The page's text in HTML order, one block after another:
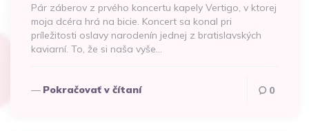
Pár záberov z prvého koncertu kapely Vertigo, v ktorej
moja dcéra hrá na bicie. Koncert sa konal pri
príležitosti oslavy narodenín jednej z bratislavských
kaviarní. To, že si naša vyše…
Pokračovať v čítaní 0